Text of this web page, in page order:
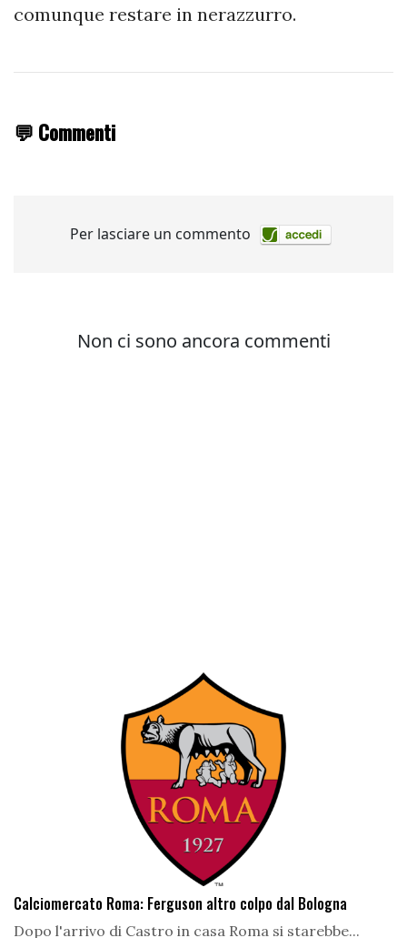
comunque restare in nerazzurro.
💬 Commenti
Calciomercato Roma: Ferguson altro colpo dal Bologna
Dopo l'arrivo di Castro in casa Roma si starebbe...